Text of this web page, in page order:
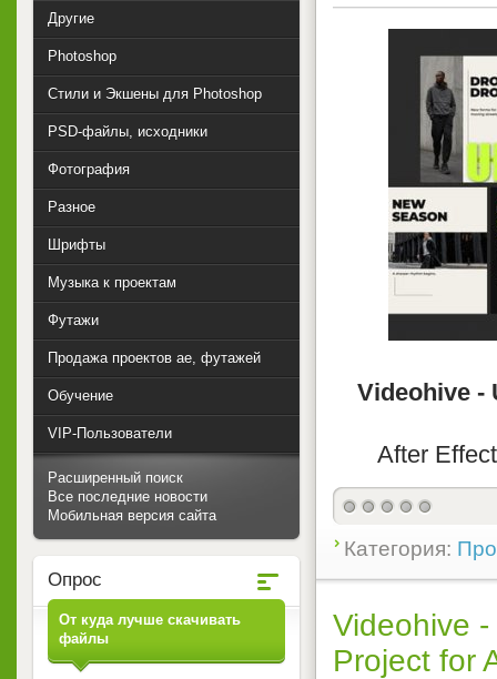
Videohive -
After
Категория:
Videohive
Project for
Другие
Photoshop
Стили и Экшены для Photoshop
PSD-файлы, исходники
Фотография
Разное
Шрифты
Музыка к проектам
Футажи
Продажа проектов ae, футажей
Обучение
VIP-Пользователи
Расширенный поиск
Все последние новости
Мобильная версия сайта
Опрос
От куда лучше скачивать
файлы